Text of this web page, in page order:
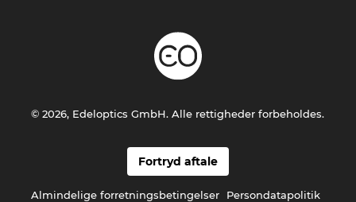
Fortryd aftale
Almindelige forretningsbetingelser Persondatapolitik
© 2026, Edeloptics GmbH. Alle rettigheder forbeholdes.